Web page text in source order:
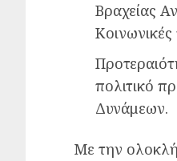
Βραχείας
πολιτικό
Δυνάμεων.
Με την